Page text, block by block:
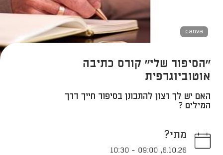
canva
''הסיפור שלי'' קורס כתיבה
אוטוביוגרפית
האם יש לך רצון להתבונן בסיפור חייך דרך
המילים ?
מתי?
6.10.26
,
09:00
-
10:30